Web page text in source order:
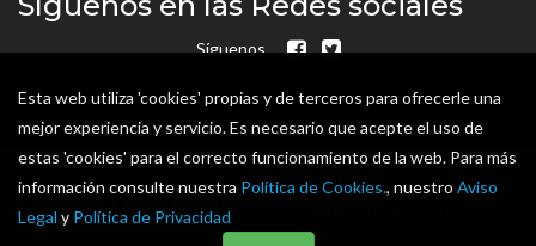
Esta web utiliza 'cookies' propias y de terceros para ofrecerle una
mejor experiencia y servicio. Es necesario que acepte el uso de
estas 'cookies' para el correcto funcionamiento de la web. Para más
información consulte nuestra Política de Cookies., nuestro Aviso
Legal y Política de Privacidad
Síguenos
DISEÑO Y DESARROLLO WEB